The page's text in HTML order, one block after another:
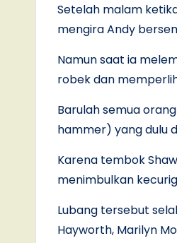
Setelah malam
mengira Andy
Namun saat ia
robek dan
Barulah semua
hammer) yang dulu
Karena tembok
menimbulkan
Lubang tersebut
Hayworth, Marilyn